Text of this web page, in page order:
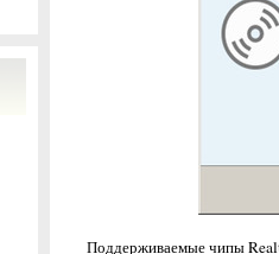
Поддерживаемые чипы